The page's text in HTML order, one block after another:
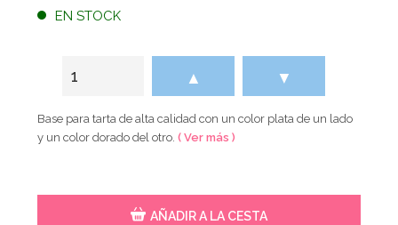
EN STOCK
▲ ▼
Base para tarta de alta calidad con un color plata de un lado
y un color dorado del otro.( Ver más )
AÑADIR A LA CESTA